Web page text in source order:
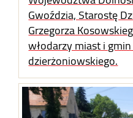
Gwoździa, Starostę
Grzegorza
włodarzy miast i
dzierżoniowskiego.